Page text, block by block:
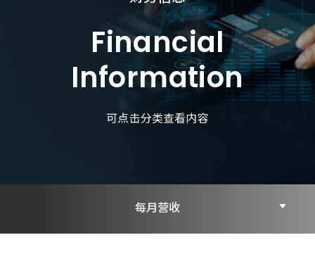
Financial
Information
可点击分类查看内容
每月营收